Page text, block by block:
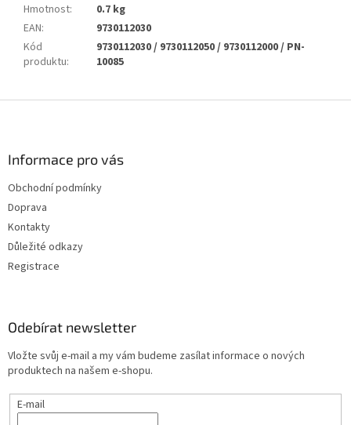
Hmotnost:
0.7 kg
EAN:
9730112030
Kód
produktu:
9730112030 / 9730112050 / 9730112000 / PN-
10085
Informace pro vás
Obchodní podmínky
Doprava
Kontakty
Důležité odkazy
Registrace
Odebírat newsletter
Vložte svůj e-mail a my vám budeme zasílat informace o nových
produktech na našem e-shopu.
E-mail